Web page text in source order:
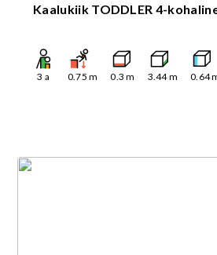
Kaalukiik TODDLER 4-
3 a 0.75 m 0.3 m 3.44m 0.64